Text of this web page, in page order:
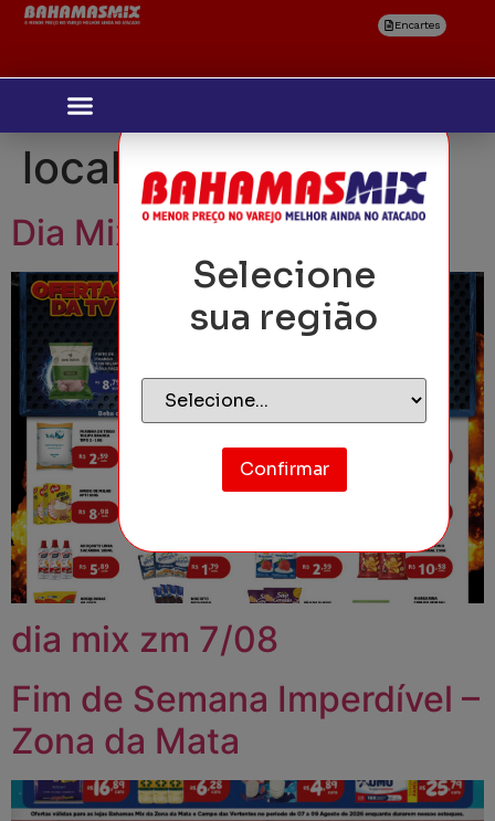
Selecione
sua região
Confirmar
Encartes
localidades:Ubá
Dia Mix – Zona da Mata
dia mix zm 7/08
Fim de Semana Imperdível –
Zona da Mata